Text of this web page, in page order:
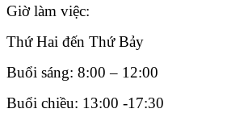
Giờ làm việc:
Thứ Hai đến Thứ Bảy
Buổi sáng: 8:00 – 12:00
Buổi chiều: 13:00 -17:30